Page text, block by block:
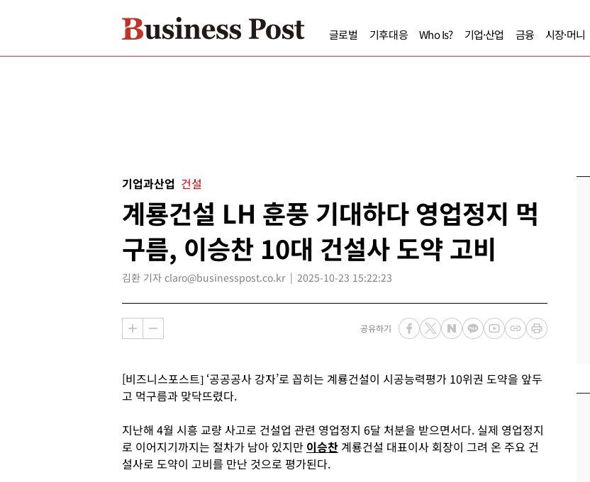
글로벌 기후대응 Who Is? 기업·산업 금융 시장·머니
기업과산업 건설
계룡건설 LH 훈풍 기대하다 영업정지 먹
구름, 이승찬 10대 건설사 도약 고비
김환 기자 claro@businesspost.co.kr 2025-10-23 15:22:23
공유하기
[비즈니스포스트] ‘공공공사 강자’로 꼽히는 계룡건설이 시공능력평가 10위권 도약을 앞두
고 먹구름과 맞닥뜨렸다.
지난해 4월 시흥 교량 사고로 건설업 관련 영업정지 6달 처분을 받으면서다. 실제 영업정지
로 이어지기까지는 절차가 남아 있지만 이승찬 계룡건설 대표이사 회장이 그려 온 주요 건
설사로 도약이 고비를 만난 것으로 평가된다.